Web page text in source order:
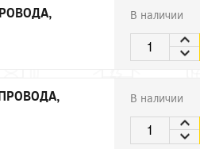
В наличии
В наличии